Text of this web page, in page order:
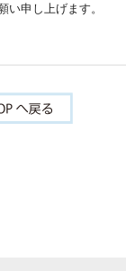
い申し上げます。